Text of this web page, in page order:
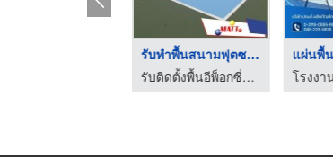
รับทำพื้นสนามฟุตซอล
รับติดตั้งพื้นอีพ็อกซี่พียู - แมทท์ เคมมี่